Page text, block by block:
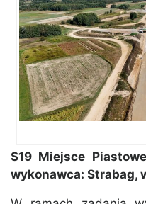
S19 Miejsce
wykonawca: Strabag,